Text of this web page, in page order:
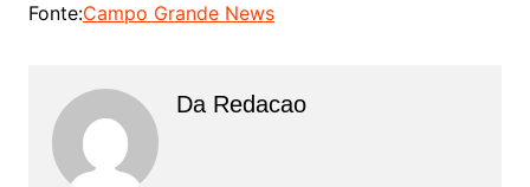
Fonte:Campo Grande News
Da Redacao